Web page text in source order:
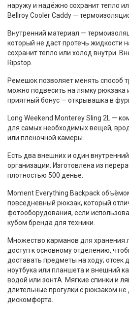
наружу и надёжно сохранит тепло
Bellroy Cooler Caddy —
Внутренний материал —
который не даст протечь жидкости
сохранит тепло или холод внутри.
Ripstop.
Ремешок позволяет менять способ
можно подвесить на лямку рюкзака
приятный бонус — открывашка в
Long Weekend Monterey Sling 2L —
для самых необходимых вещей,
или плёночной камеры.
Есть два внешних и один
организации. Изготовлена из
плотностью 500 денье.
Moment Everything Backpack
повседневный рюкзак, который
фотооборудования, если
кубом бренда для техники.
Множество карманов для хранения
доступ к основному отделению,
доставать предметы на ходу; отсек
ноутбука или планшета и внешний
водой или зонтА. Мягкие спинки и
длительные прогулки с рюкзаком не
дискомфорта.